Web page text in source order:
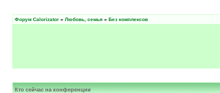
Форум Calorizator » Любовь, семья » Без комплексов
Кто сейчас на конференции